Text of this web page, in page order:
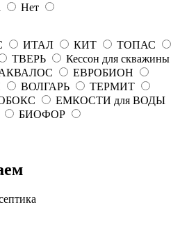
Нет
ИТАЛ КИТ
ТОПАС
ТВЕРЬ
Кессон для скважины
ЕВРОБИОН
ВОЛГАРЬ
ТЕРМИТ
ЕМКОСТИ для ВОДЫ
БИОФОР